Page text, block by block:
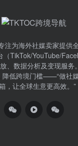
注为海外社媒卖家提供
（TikTok/YouTube/
、数据分析及变现服务
降低跨境门槛——“做社
，让全球生意更高效。”